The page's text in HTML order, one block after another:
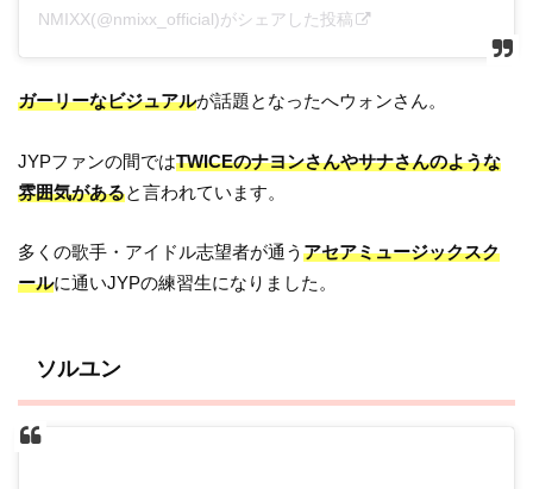
NMIXX(@nmixx_official)がシェアした投稿
ガーリーなビジュアルが話題となったへウォンさん。
JYPファンの間ではTWICEのナヨンさんやサナさんのような
雰囲気があると言われています。
多くの歌手・アイドル志望者が通うアセアミュージックスク
ールに通いJYPの練習生になりました。
ソルユン